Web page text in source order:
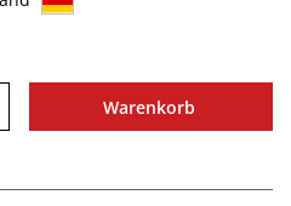
Warenkorb